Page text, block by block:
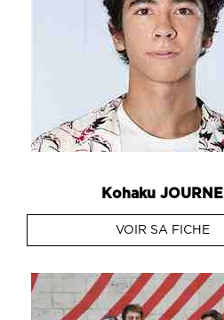
Kohaku JOURNE
VOIR SA FICHE